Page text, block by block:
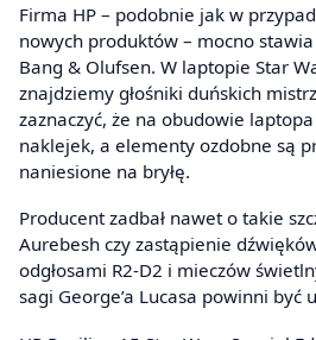
Firma HP – podobnie jak w
nowych produktów – mocno
Bang & Olufsen. W laptopie Star
znajdziemy głośniki duńskich
zaznaczyć, że na obudowie
naklejek, a elementy ozdobne są
naniesione na bryłę.
Producent zadbał nawet o takie
Aurebesh czy zastąpienie
odgłosami R2-D2 i mieczów
sagi George’a Lucasa powinni być